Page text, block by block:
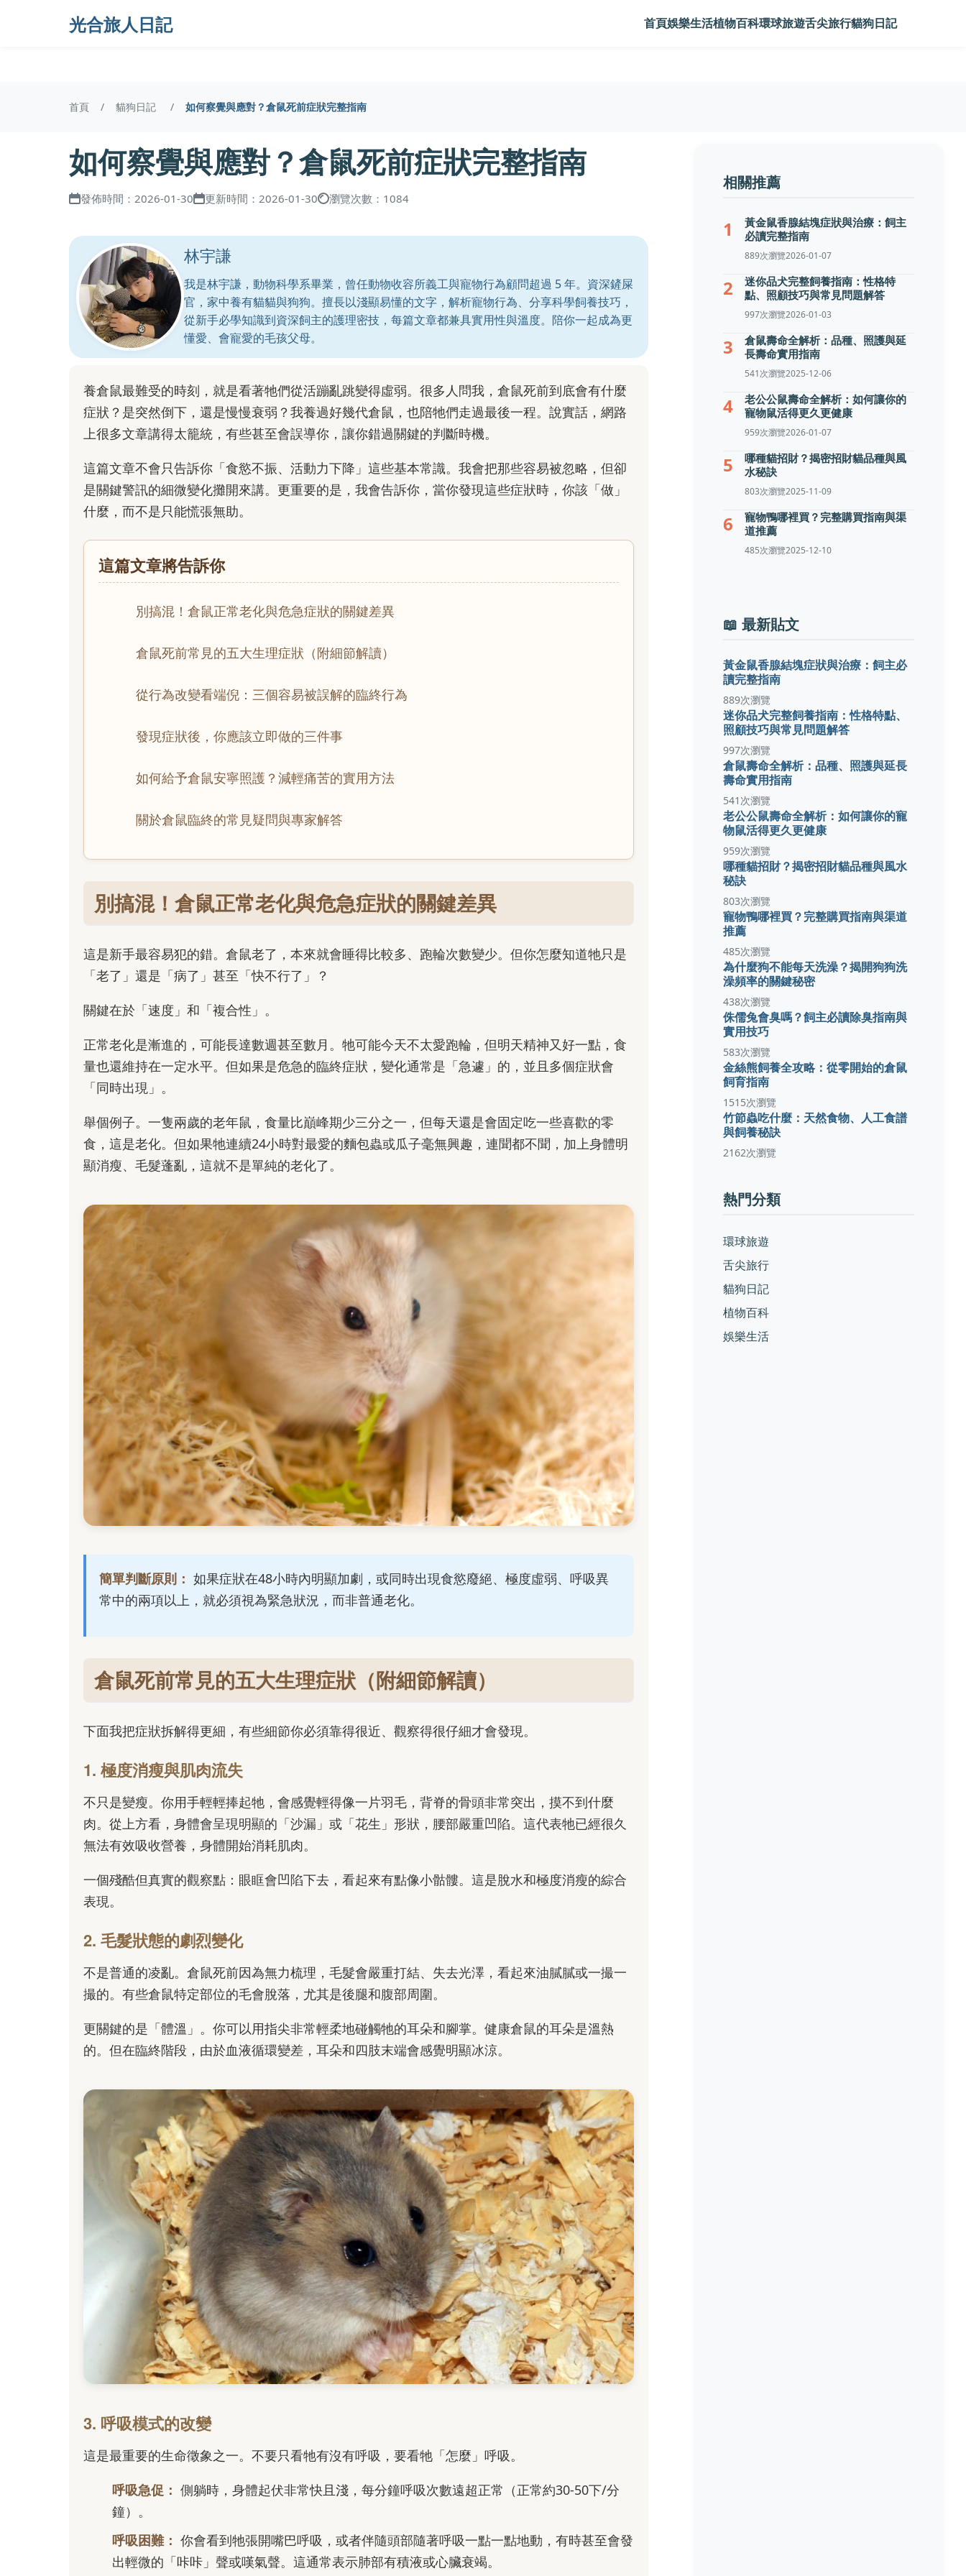
光合旅人日記 首頁娛樂生活植物百科環球旅遊舌尖旅行貓狗日記
首頁 貓狗日記 如何察覺與應對？倉鼠死前症狀完整指南
如何察覺與應對？倉鼠死前症狀完整指南
發佈時間：2026-01-30 更新時間：2026-01-30 瀏覽次數：1084
林宇謙
我是林宇謙，動物科學系畢業，曾任動物收容所義工與寵物行為顧問超過 5 年。資深鏟屎
官，家中養有貓貓與狗狗。擅長以淺顯易懂的文字，解析寵物行為、分享科學飼養技巧，
從新手必學知識到資深飼主的護理密技，每篇文章都兼具實用性與溫度。陪你一起成為更
懂愛、會寵愛的毛孩父母。
養倉鼠最難受的時刻，就是看著牠們從活蹦亂跳變得虛弱。很多人問我，倉鼠死前到底會有什麼
症狀？是突然倒下，還是慢慢衰弱？我養過好幾代倉鼠，也陪牠們走過最後一程。說實話，網路
上很多文章講得太籠統，有些甚至會誤導你，讓你錯過關鍵的判斷時機。
這篇文章不會只告訴你「食慾不振、活動力下降」這些基本常識。我會把那些容易被忽略，但卻
是關鍵警訊的細微變化攤開來講。更重要的是，我會告訴你，當你發現這些症狀時，你該「做」
什麼，而不是只能慌張無助。
這篇文章將告訴你
別搞混！倉鼠正常老化與危急症狀的關鍵差異
倉鼠死前常見的五大生理症狀（附細節解讀）
從行為改變看端倪：三個容易被誤解的臨終行為
發現症狀後，你應該立即做的三件事
如何給予倉鼠安寧照護？減輕痛苦的實用方法
關於倉鼠臨終的常見疑問與專家解答
別搞混！倉鼠正常老化與危急症狀的關鍵差異
這是新手最容易犯的錯。倉鼠老了，本來就會睡得比較多、跑輪次數變少。但你怎麼知道牠只是
「老了」還是「病了」甚至「快不行了」？
關鍵在於「速度」和「複合性」。
正常老化是漸進的，可能長達數週甚至數月。牠可能今天不太愛跑輪，但明天精神又好一點，食
量也還維持在一定水平。但如果是危急的臨終症狀，變化通常是「急遽」的，並且多個症狀會
「同時出現」。
舉個例子。一隻兩歲的老年鼠，食量比巔峰期少三分之一，但每天還是會固定吃一些喜歡的零
食，這是老化。但如果牠連續24小時對最愛的麵包蟲或瓜子毫無興趣，連聞都不聞，加上身體明
顯消瘦、毛髮蓬亂，這就不是單純的老化了。
簡單判斷原則： 如果症狀在48小時內明顯加劇，或同時出現食慾廢絕、極度虛弱、呼吸異
常中的兩項以上，就必須視為緊急狀況，而非普通老化。
倉鼠死前常見的五大生理症狀（附細節解讀）
下面我把症狀拆解得更細，有些細節你必須靠得很近、觀察得很仔細才會發現。
1. 極度消瘦與肌肉流失
不只是變瘦。你用手輕輕捧起牠，會感覺輕得像一片羽毛，背脊的骨頭非常突出，摸不到什麼
肉。從上方看，身體會呈現明顯的「沙漏」或「花生」形狀，腰部嚴重凹陷。這代表牠已經很久
無法有效吸收營養，身體開始消耗肌肉。
一個殘酷但真實的觀察點：眼眶會凹陷下去，看起來有點像小骷髏。這是脫水和極度消瘦的綜合
表現。
2. 毛髮狀態的劇烈變化
不是普通的凌亂。倉鼠死前因為無力梳理，毛髮會嚴重打結、失去光澤，看起來油膩膩或一撮一
撮的。有些倉鼠特定部位的毛會脫落，尤其是後腿和腹部周圍。
更關鍵的是「體溫」。你可以用指尖非常輕柔地碰觸牠的耳朵和腳掌。健康倉鼠的耳朵是溫熱
的。但在臨終階段，由於血液循環變差，耳朵和四肢末端會感覺明顯冰涼。
3. 呼吸模式的改變
這是最重要的生命徵象之一。不要只看牠有沒有呼吸，要看牠「怎麼」呼吸。
呼吸急促： 側躺時，身體起伏非常快且淺，每分鐘呼吸次數遠超正常（正常約30-50下/分
鐘）。
呼吸困難： 你會看到牠張開嘴巴呼吸，或者伴隨頭部隨著呼吸一點一點地動，有時甚至會發
出輕微的「咔咔」聲或嘆氣聲。這通常表示肺部有積液或心臟衰竭。
相關推薦
1
黃金鼠香腺結塊症狀與治療：飼主
必讀完整指南
889次瀏覽2026-01-07
2
迷你品犬完整飼養指南：性格特
點、照顧技巧與常見問題解答
997次瀏覽2026-01-03
3
倉鼠壽命全解析：品種、照護與延
長壽命實用指南
541次瀏覽2025-12-06
4
老公公鼠壽命全解析：如何讓你的
寵物鼠活得更久更健康
959次瀏覽2026-01-07
5
哪種貓招財？揭密招財貓品種與風
水秘訣
803次瀏覽2025-11-09
6
寵物鴨哪裡買？完整購買指南與渠
道推薦
485次瀏覽2025-12-10
📖 最新貼文
黃金鼠香腺結塊症狀與治療：飼主必
讀完整指南
889次瀏覽
迷你品犬完整飼養指南：性格特點、
照顧技巧與常見問題解答
997次瀏覽
倉鼠壽命全解析：品種、照護與延長
壽命實用指南
541次瀏覽
老公公鼠壽命全解析：如何讓你的寵
物鼠活得更久更健康
959次瀏覽
哪種貓招財？揭密招財貓品種與風水
秘訣
803次瀏覽
寵物鴨哪裡買？完整購買指南與渠道
推薦
485次瀏覽
為什麼狗不能每天洗澡？揭開狗狗洗
澡頻率的關鍵秘密
438次瀏覽
侏儒兔會臭嗎？飼主必讀除臭指南與
實用技巧
583次瀏覽
金絲熊飼養全攻略：從零開始的倉鼠
飼育指南
1515次瀏覽
竹節蟲吃什麼：天然食物、人工食譜
與飼養秘訣
2162次瀏覽
熱門分類
環球旅遊
舌尖旅行
貓狗日記
植物百科
娛樂生活